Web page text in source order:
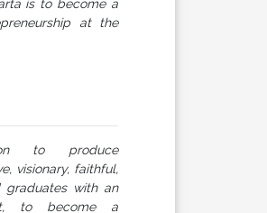
is to become a
at the
to produce
visionary, faithful,
with an
to become a